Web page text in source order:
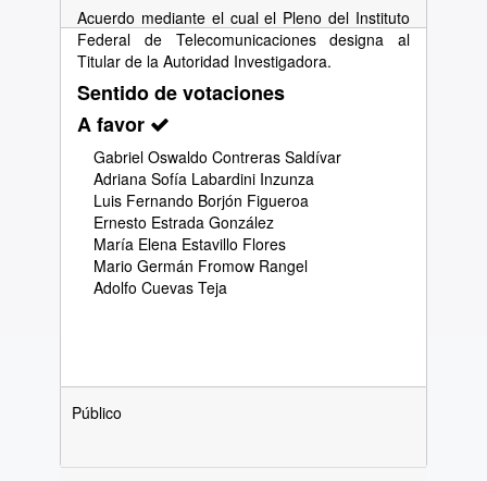
Acuerdo mediante el cual el Pleno del Instituto
Federal de Telecomunicaciones designa al
Titular de la Autoridad Investigadora.
Sentido de votaciones
A favor
Gabriel Oswaldo Contreras Saldívar
Adriana Sofía Labardini Inzunza
Luis Fernando Borjón Figueroa
Ernesto Estrada González
María Elena Estavillo Flores
Mario Germán Fromow Rangel
Adolfo Cuevas Teja
Público